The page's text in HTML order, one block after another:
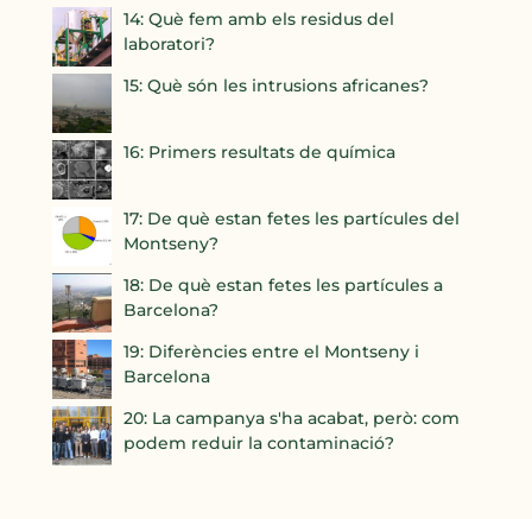
14: Què fem amb els residus del
laboratori?
15: Què són les intrusions africanes?
16: Primers resultats de química
17: De què estan fetes les partícules del
Montseny?
18: De què estan fetes les partícules a
Barcelona?
19: Diferències entre el Montseny i
Barcelona
20: La campanya s'ha acabat, però: com
podem reduir la contaminació?